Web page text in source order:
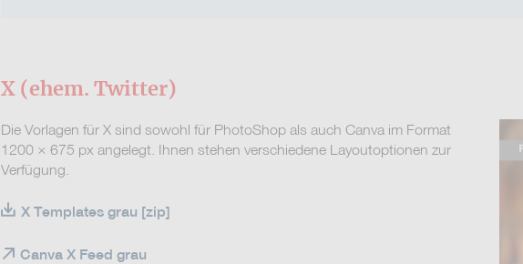
X (ehem. Twitter)
Die Vorlagen für X sind sowohl für PhotoShop als auch Canva im Format
1200 × 675 px angelegt. Ihnen stehen verschiedene Layoutoptionen zur
Verfügung.
X Templates grau [zip]
Canva X Feed grau